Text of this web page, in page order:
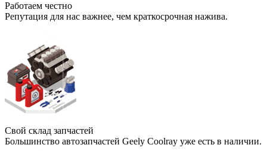
Работаем честно
Репутация для нас важнее, чем краткосрочная нажива.
Свой склад запчастей
Большинство автозапчастей Geely Coolray уже есть в наличии.